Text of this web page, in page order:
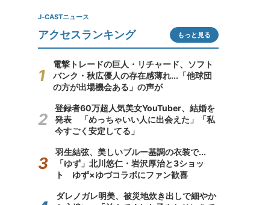
J-CASTニュース
アクセスランキング もっと見る
電撃トレードの巨人・リチャード、ソフト
バンク・秋広優人の存在感薄れ...「他球団
の方が出場機会ある」の声が
登録者60万超人気美女YouTuber、結婚を
発表 「めっちゃいい人に出会えた」「私
今すごく安定してる」
羽生結弦、美しいブルー基調の衣装で...
「ゆず」北川悠仁・岩沢厚治と3ショッ
ト ゆず×ゆづコラボにファン歓喜
ダレノガレ明美、被災地炊き出しで細やか